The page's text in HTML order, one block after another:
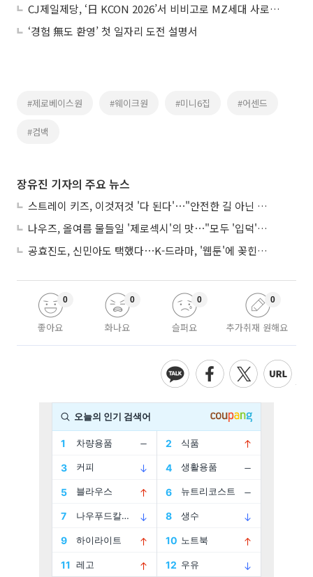
CJ제일제당, ‘日 KCON 2026’서 비비고로 MZ세대 사로잡다
‘경험 無도 환영’ 첫 일자리 도전 설명서
#제로베이스원 #웨이크원 #미니6집 #어센드
#컴백
장유진 기자의 주요 뉴스
스트레이 키즈, 이것저것 '다 된다'⋯"안전한 길 아닌 도전이 재밌어"
나우즈, 올여름 물들일 '제로섹시'의 맛⋯"모두 '입덕'시킬 것"
공효진도, 신민아도 택했다⋯K-드라마, '웹툰'에 꽂힌 이유
좋아요
0
화나요
0
슬퍼요
0
추가취재 원해요
0